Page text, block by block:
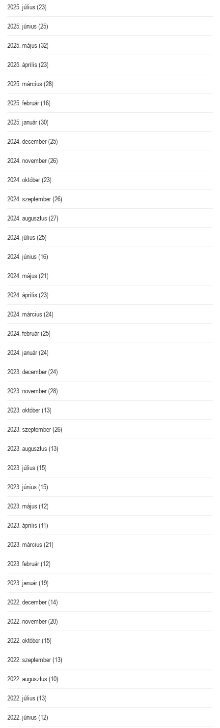
2025. július(23)
2025. június(25)
2025. május(32)
2025. április(23)
2025. március(28)
2025. február(16)
2025. január(30)
2024. december(25)
2024. november(26)
2024. október(23)
2024. szeptember(26)
2024. augusztus(27)
2024. július(25)
2024. június(16)
2024. május(21)
2024. április(23)
2024. március(24)
2024. február(25)
2024. január(24)
2023. december(24)
2023. november(28)
2023. október(13)
2023. szeptember(26)
2023. augusztus(13)
2023. július(15)
2023. június(15)
2023. május(12)
2023. április(11)
2023. március(21)
2023. február(12)
2023. január(19)
2022. december(14)
2022. november(20)
2022. október(15)
2022. szeptember(13)
2022. augusztus(10)
2022. július(13)
2022. június(12)